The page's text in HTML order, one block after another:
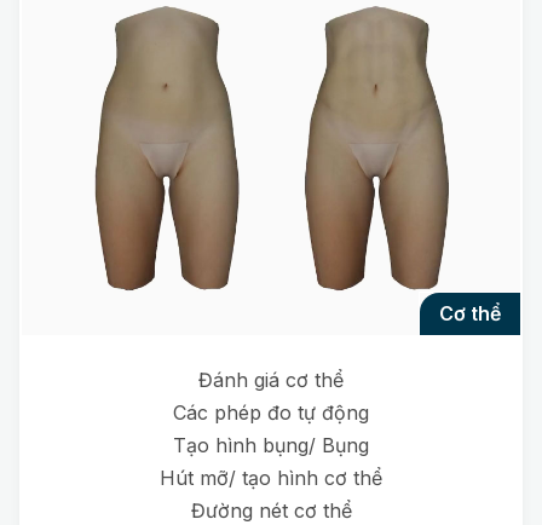
cơ thể
Đánh giá cơ thể
Các phép đo tự động
Tạo hình bụng/ Bụng
Hút mỡ/ tạo hình cơ thể
Đường nét cơ thể